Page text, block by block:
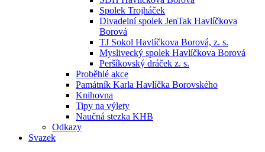
Spolek Trojháček
Divadelní spolek JenTak Havlíčkova
Borová
TJ Sokol Havlíčkova Borová, z. s.
Myslivecký spolek Havlíčkova Borová
Peršíkovský dráček z. s.
Proběhlé akce
Památník Karla Havlíčka Borovského
Knihovna
Tipy na výlety
Naučná stezka KHB
Odkazy
Svazek